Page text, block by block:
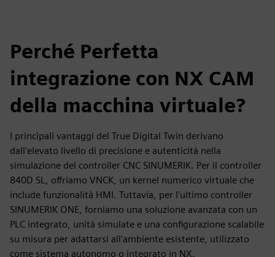
Perché Perfetta
integrazione con NX CAM
della macchina virtuale?
I principali vantaggi del True Digital Twin derivano
dall'elevato livello di precisione e autenticità nella
simulazione del controller CNC SINUMERIK. Per il controller
840D SL, offriamo VNCK, un kernel numerico virtuale che
include funzionalità HMI. Tuttavia, per l'ultimo controller
SINUMERIK ONE, forniamo una soluzione avanzata con un
PLC integrato, unità simulate e una configurazione scalabile
su misura per adattarsi all'ambiente esistente, utilizzato
come sistema autonomo o integrato in NX.